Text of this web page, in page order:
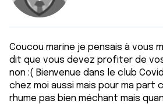
Coucou marine je pensais à vous
dit que vous devez profiter de
non :( Bienvenue dans le club
chez moi aussi mais pour ma part
rhume pas bien méchant mais